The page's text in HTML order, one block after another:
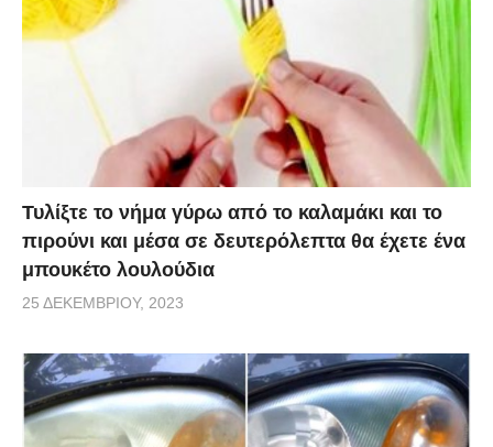
Τυλίξτε το νήμα γύρω από το καλαμάκι και το
πιρούνι και μέσα σε δευτερόλεπτα θα έχετε ένα
μπουκέτο λουλούδια
25 ΔΕΚΕΜΒΡΊΟΥ, 2023